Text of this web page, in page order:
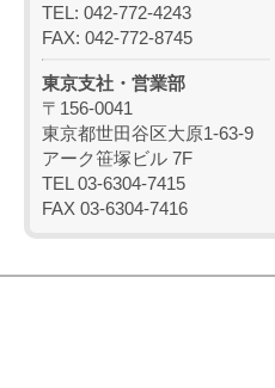
TEL: 042-772-4243
FAX: 042-772-8745
東京支社・営業部
〒156-0041
東京都世田谷区大原1-63-9
アーク笹塚ビル 7F
TEL 03-6304-7415
FAX 03-6304-7416